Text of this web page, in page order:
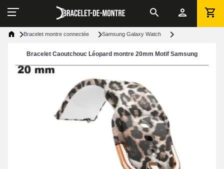
Bracelet montre connectée Samsung Galaxy Watch
Bracelet Caoutchouc Léopard montre 20mm Motif Samsung